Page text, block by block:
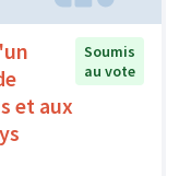
et aux
Soumis
au vote